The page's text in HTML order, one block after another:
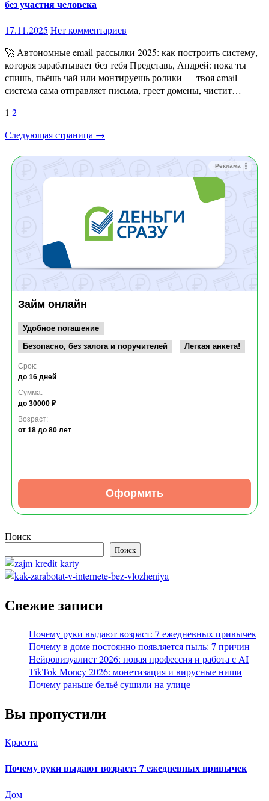
без участия человека
17.11.2025 Нет комментариев
🚀 Автономные email-рассылки 2025: как построить систему,
которая зарабатывает без тебя Представь, Андрей: пока ты
спишь, пьёшь чай или монтируешь ролики — твоя email-
система сама отправляет письма, греет домены, чистит…
Пагинация
записей
1 2
Следующая страница →
Реклама
Займ онлайн
Удобное погашение
Безопасно, без залога и поручителей
Легкая анкета!
Срок:
до 16 дней
Сумма:
до 30000 ₽
Возраст:
от 18 до 80 лет
Оформить
Поиск
Поиск
Свежие записи
Почему руки выдают возраст: 7 ежедневных привычек
Почему в доме постоянно появляется пыль: 7 причин
Нейровизуалист 2026: новая профессия и работа с AI
TikTok Money 2026: монетизация и вирусные ниши
Почему раньше бельё сушили на улице
Вы пропустили
Красота
Почему руки выдают возраст: 7 ежедневных привычек
Дом